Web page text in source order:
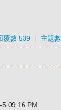
覆數 539 主題
5 09:16 PM